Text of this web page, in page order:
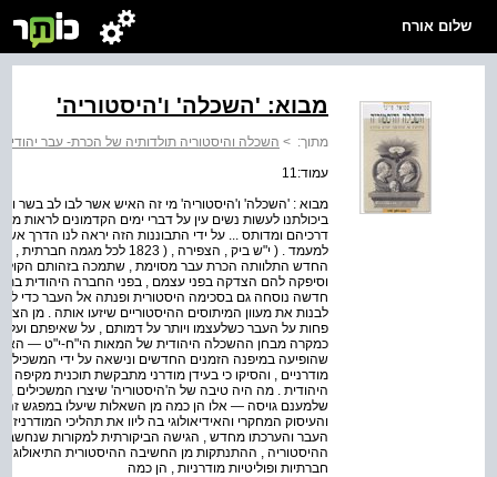
שלום אורח
מבוא: 'השכלה' ו'היסטוריה'
מתוך: > השכלה והיסטוריה תולדותיה של הכרת- עבר יהודית
עמוד:11
מבוא : 'השכלה' ו'היסטוריה' מי זה האיש אשר לבו לב בשר
ביכולתנו לעשות נשים עין על דברי ימים הקדמונים לראות
דרכיהם ומדותס ... על ידי התבוננות הזה יראה לנו הדרך
למעמד . ( י"ש ביק , הצפירה , (
החדש התלוותה הכרת עבר מסוימת , שתמכה בזהותם
וסיפקה להם הצדקה בפני עצמם , בפני החברה היהודית בת
חדשה נוסחה גם בסכימה היסטורית ופנתה אל העבר כדי
לבנות את מעוון המיתוסים ההיסטוריים שיזעו אותה . מן
פחות על העבר כשלעצמו ויותר על דמותם , על שאיפתם ועל
כמקרה מבחן ההשכלה היהודית של המאות הי"ח-י"ט —
שהופיעה במיפנה הזמנים החדשים ונישאה על ידי
מודרניים , והסיקו כי בעידן מודרני מתבקשת תוכנית
היהודית . מה היה טיבה של ה'היסטוריה' שיצרו המשכילים ,
שלמענם גויסה — אלו הן כמה מן השאלות שיעלו במפגש זה
והעיסוק המחקרי והאידיאולוגי בה ליוו את תהליכי
העבר והערכתו מחדש , הגישה הביקורתית למקורות
ההיסטוריה , ההתנתקות מן החשיבה ההיסטורית התיאולוגית
חברתיות ופוליטיות מודרניות , הן כמה